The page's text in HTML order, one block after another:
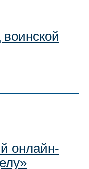
воинской
онлайн-